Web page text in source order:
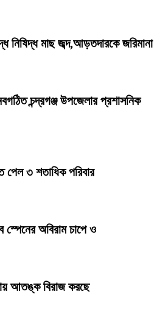
নিষিদ্ধ মাছ জব্দ,আড়তদারকে জরিমানা
চন্দ্রগঞ্জ উপজেলার প্রশাসনিক
পেল ৩ শতাধিক পরিবার
স্পেনের অবিরাম চাপে ও
আতঙ্ক বিরাজ করছে